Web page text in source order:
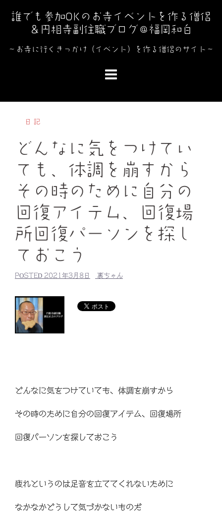
キ
誰でも参加OKのお寺イベントを作る僧侶
＆円相寺副住職ブログ＠福岡和白
～お寺に行くきっかけ（イベント）を作る僧侶のサイト～
日記
どんなに気をつけてい
ても、体調を崩すから
その時のために自分の
回復アイテム、回復場
所回復パーソンを探し
ておこう
POSTED 2021年3月8日 裏ちゃん
どんなに気をつけていても、体調を崩すから
その時のために自分の回復アイテム、回復場所
回復パーソンを探しておこう
疲れというのは足音を立ててくれないために
なかなかどうして気づかないものだ